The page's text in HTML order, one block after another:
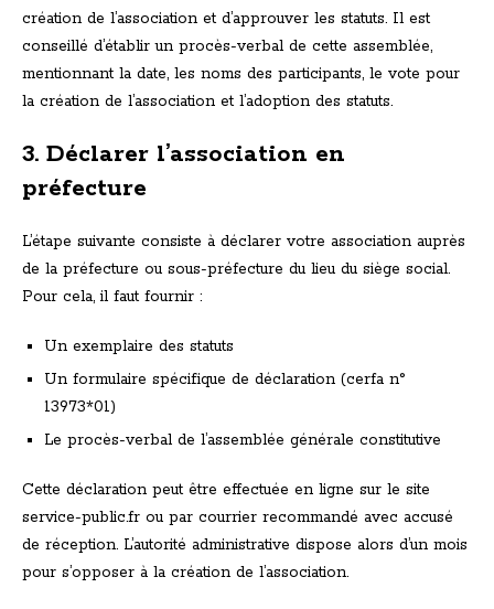
création de l’association et d’approuver les statuts. Il est
conseillé d’établir un procès-verbal de cette assemblée,
mentionnant la date, les noms des participants, le vote pour
la création de l’association et l’adoption des statuts.
3. Déclarer l’association en
préfecture
L’étape suivante consiste à déclarer votre association auprès
de la préfecture ou sous-préfecture du lieu du siège social.
Pour cela, il faut fournir :
Un exemplaire des statuts
Un formulaire spécifique de déclaration (cerfa n°
13973*01)
Le procès-verbal de l’assemblée générale constitutive
Cette déclaration peut être effectuée en ligne sur le site
service-public.fr ou par courrier recommandé avec accusé
de réception. L’autorité administrative dispose alors d’un mois
pour s’opposer à la création de l’association.